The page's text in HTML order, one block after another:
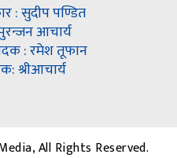
: सुदीप पण्डित
आचार्य
: रमेश तूफान
श्रीआचार्य
All Rights Reserved.